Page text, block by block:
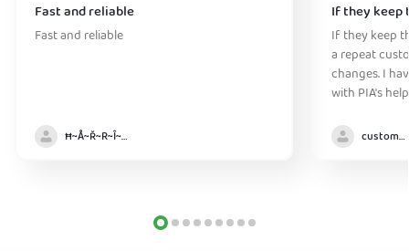
Fast and reliable
Fast and reliable
Ħ~Å~Ř~R~Î~ẞ👻
If they keep
If they keep
a repeat
changes. I
with PIA's
customer